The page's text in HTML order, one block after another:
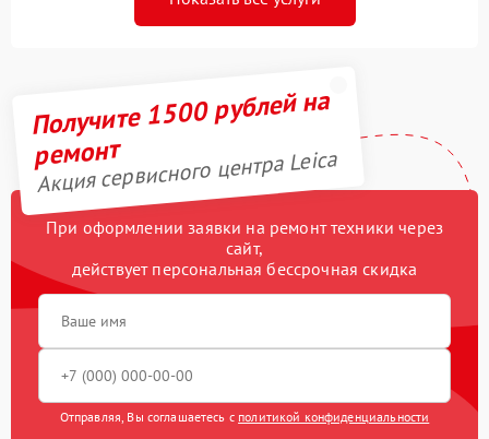
Получите 1500 рублей на
ремонт
Акция сервисного центра Leica
При оформлении заявки на ремонт техники через
сайт,
действует персональная бессрочная скидка
Отправляя, Вы соглашаетесь с политикой конфиденциальности